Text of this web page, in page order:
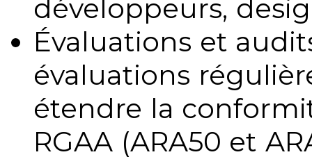
développeurs,
Évaluations et
évaluations
étendre la
RGAA (ARA50 et